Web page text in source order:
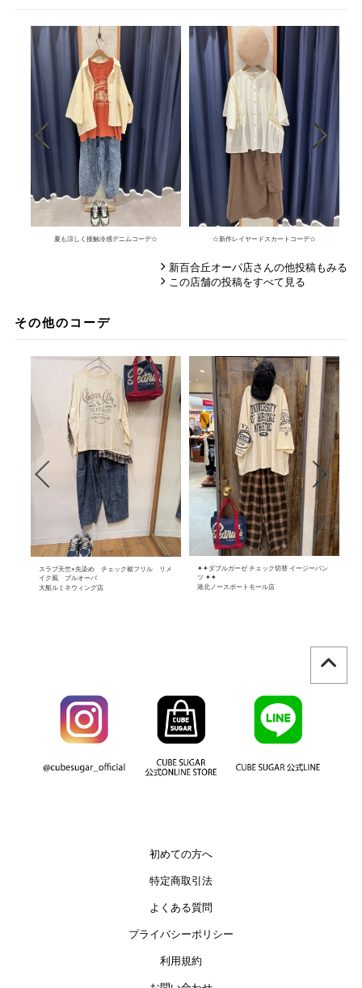
夏も涼しく接触冷感デニムコーデ☆ ☆新作レイヤードスカートコーデ☆
新百合丘オーパ店さんの他投稿もみる
この店舗の投稿をすべて見る
その他のコーデ
スラブ天竺×先染め チェック裾フリル リメ
イク風 プルオーバ
大船ルミネウィング店
✦✦ダブルガーゼ チェック切替 イージーパン
ツ ✦✦
港北ノースポートモール店
初めての方へ
特定商取引法
よくある質問
プライバシーポリシー
利用規約